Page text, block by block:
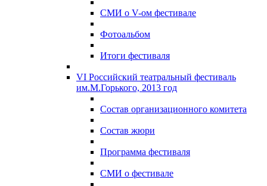
СМИ о V-ом фестивале
Фотоальбом
Итоги фестиваля
VI Российский театральный фестиваль
им.М.Горького, 2013 год
Состав организационного комитета
Состав жюри
Программа фестиваля
СМИ о фестивале